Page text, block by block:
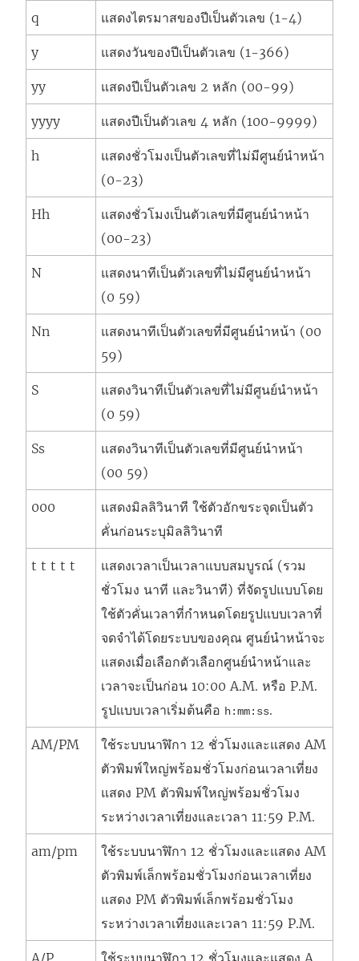
q แสดงไตรมาสของปีเป็นตัวเลข (1-4)
y แสดงวันของปีเป็นตัวเลข (1-366)
yy แสดงปีเป็นตัวเลข 2 หลัก (00-99)
yyyy แสดงปีเป็นตัวเลข 4 หลัก (100-9999)
h
แสดงชั่วโมงเป็นตัวเลขที่ไม่มีศูนย์นำหน้า
(0-23)
Hh
แสดงชั่วโมงเป็นตัวเลขที่มีศูนย์นำหน้า
(00-23)
N
แสดงนาทีเป็นตัวเลขที่ไม่มีศูนย์นำหน้า
(0 59)
Nn
แสดงนาทีเป็นตัวเลขที่มีศูนย์นำหน้า (00
59)
S
แสดงวินาทีเป็นตัวเลขที่ไม่มีศูนย์นำหน้า
(0 59)
Ss
แสดงวินาทีเป็นตัวเลขที่มีศูนย์นำหน้า
(00 59)
000
แสดงมิลลิวินาที ใช้ตัวอักขระจุดเป็นตัว
คั่นก่อนระบุมิลลิวินาที
t t t t t
แสดงเวลาเป็นเวลาแบบสมบูรณ์ (รวม
ชั่วโมง นาที และวินาที) ที่จัดรูปแบบโดย
ใช้ตัวคั่นเวลาที่กำหนดโดยรูปแบบเวลาที่
จดจำได้โดยระบบของคุณ ศูนย์นำหน้าจะ
แสดงเมื่อเลือกตัวเลือกศูนย์นำหน้าและ
เวลาจะเป็นก่อน 10:00 A.M. หรือ P.M.
รูปแบบเวลาเริ่มต้นคือ h:mm:ss.
AM/PM
ใช้ระบบนาฬิกา 12 ชั่วโมงและแสดง AM
ตัวพิมพ์ใหญ่พร้อมชั่วโมงก่อนเวลาเที่ยง
แสดง PM ตัวพิมพ์ใหญ่พร้อมชั่วโมง
ระหว่างเวลาเที่ยงและเวลา 11:59 P.M.
am/pm
ใช้ระบบนาฬิกา 12 ชั่วโมงและแสดง AM
ตัวพิมพ์เล็กพร้อมชั่วโมงก่อนเวลาเที่ยง
แสดง PM ตัวพิมพ์เล็กพร้อมชั่วโมง
ระหว่างเวลาเที่ยงและเวลา 11:59 P.M.
A/P ใช้ระบบนาฬิกา 12 ชั่วโมงและแสดง A